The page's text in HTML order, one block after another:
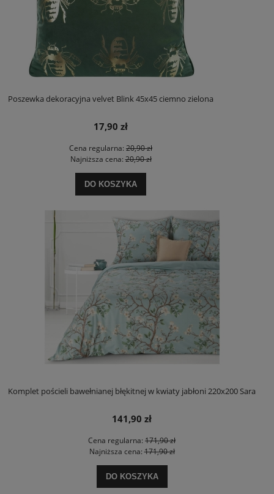
Poszewka dekoracyjna velvet Blink 45x45 ciemno zielona
17,90 zł
Cena regularna: 20,90 zł
Najniższa cena:20,90 zł
DO KOSZYKA
Komplet pościeli bawełnianej błękitnej w kwiaty jabłoni 220x200 Sara
141,90 zł
Cena regularna: 171,90 zł
Najniższa cena:171,90 zł
DO KOSZYKA